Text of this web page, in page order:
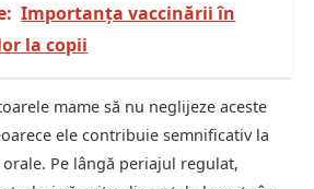
Importanța vaccinării în
la copii
mame să nu neglijeze aceste
ele contribuie semnificativ la
Pe lângă periajul regulat,